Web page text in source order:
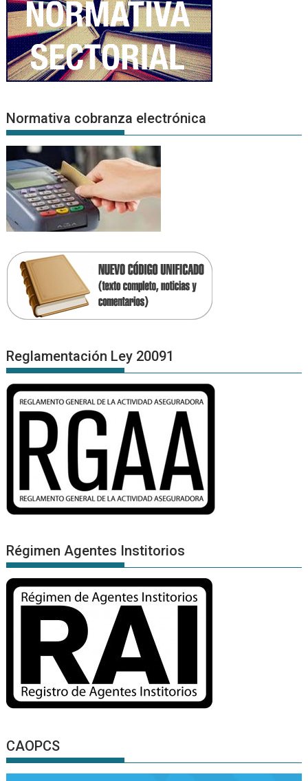
Normativa cobranza electrónica
Reglamentación Ley 20091
Régimen Agentes Institorios
CAOPCS